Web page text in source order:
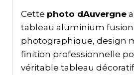
Cette photo dAuvergne
tableau aluminium
photographique, design
finition professionnelle
véritable tableau